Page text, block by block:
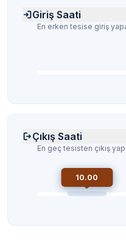
Giriş Saati
En erken tesise giriş
Çıkış Saati
En geç tesisten çıkış
10.00